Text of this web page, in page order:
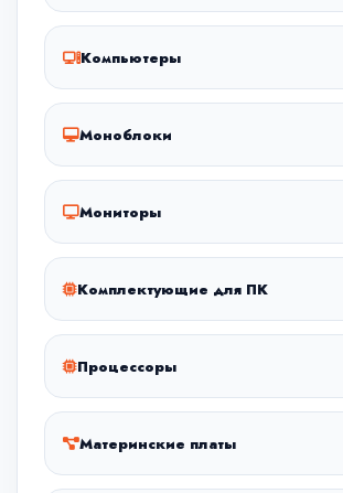
Компьютеры
Моноблоки
Мониторы
Комплектующие для ПК
Процессоры
Материнские платы